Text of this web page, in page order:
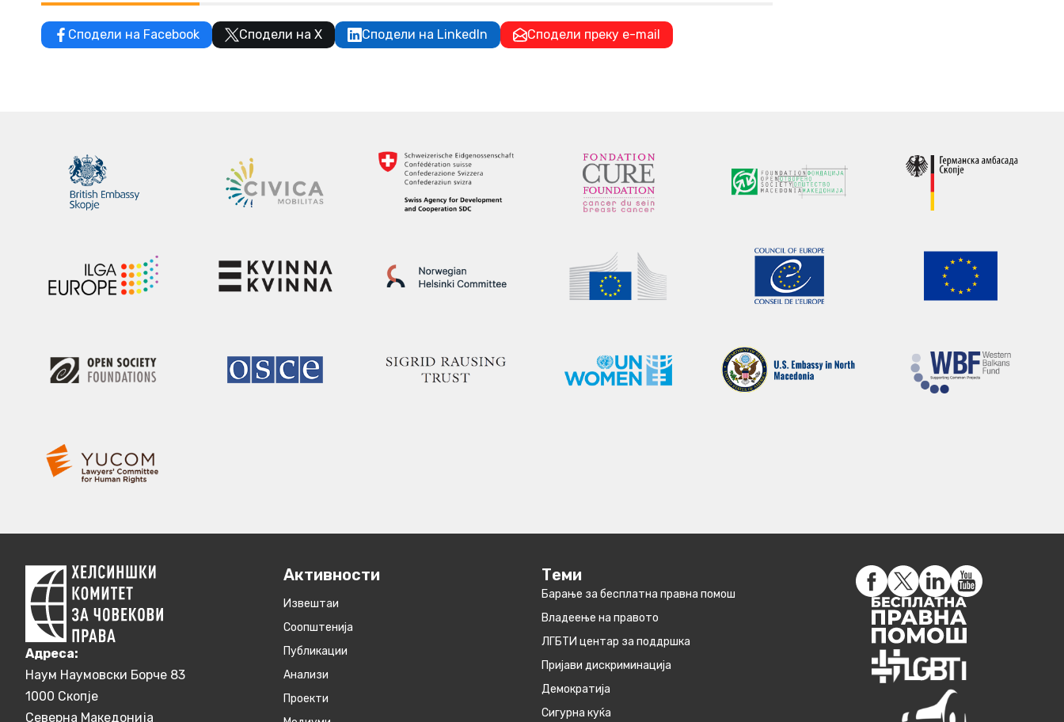
Сподели на Facebook Сподели на X Сподели на LinkedIn Сподели преку e-mail
Aдреса:
Наум Наумовски Борче 83
1000 Скопје
Северна Македонија
Активности
Извештаи
Соопштенија
Публикации
Анализи
Проекти
Теми
Барање за бесплатна правна помош
Владеење на правото
ЛГБТИ центар за поддршка
Пријави дискриминација
Демократија
Сигурна куќа